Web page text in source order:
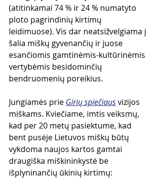
(atitinkamai 74 % ir 24 % numatyto
ploto pagrindinių kirtimų
leidimuose). Vis dar neatsižvelgiama į
šalia miškų gyvenančių ir juose
esančiomis gamtinėmis-kultūrinėmis
vertybėmis besidominčių
bendruomenių poreikius.
Jungiamės prie Girių spiečiaus vizijos
miškams. Kviečiame, imtis veiksmų,
kad per 20 metų pasiektume, kad
bent pusėje Lietuvos miškų būtų
vykdoma naujos kartos gamtai
draugiška miškininkystė be
išplyninančių ūkinių kirtimų: